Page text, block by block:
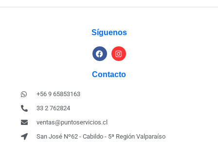
Síguenos
Contacto
+56 9 65853163
33 2 762824
ventas@puntoservicios.cl
San José Nº62 - Cabildo - 5ª Región Valparaíso